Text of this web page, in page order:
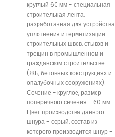
круглый 60 мм - специальная
строительная лента,
разработанная для устройства
уплотнения и герметизации
строительных швов, стыков и
трещин в промышленном и
гражданском строительстве
(ЖБ, бетонных конструкциях и
опалубочных сооружениях).
Сечение - круглое, размер
поперечного сечения - 60 мм.
Цвет производства данного
шнура - серый, состав из
которого производится шнур -